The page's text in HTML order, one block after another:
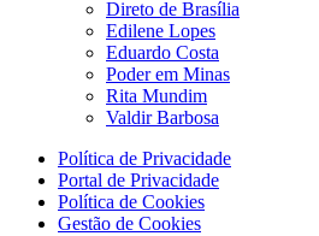
Direto de Brasília
Edilene Lopes
Eduardo Costa
Poder em Minas
Rita Mundim
Valdir Barbosa
Política de Privacidade
Portal de Privacidade
Política de Cookies
Gestão de Cookies